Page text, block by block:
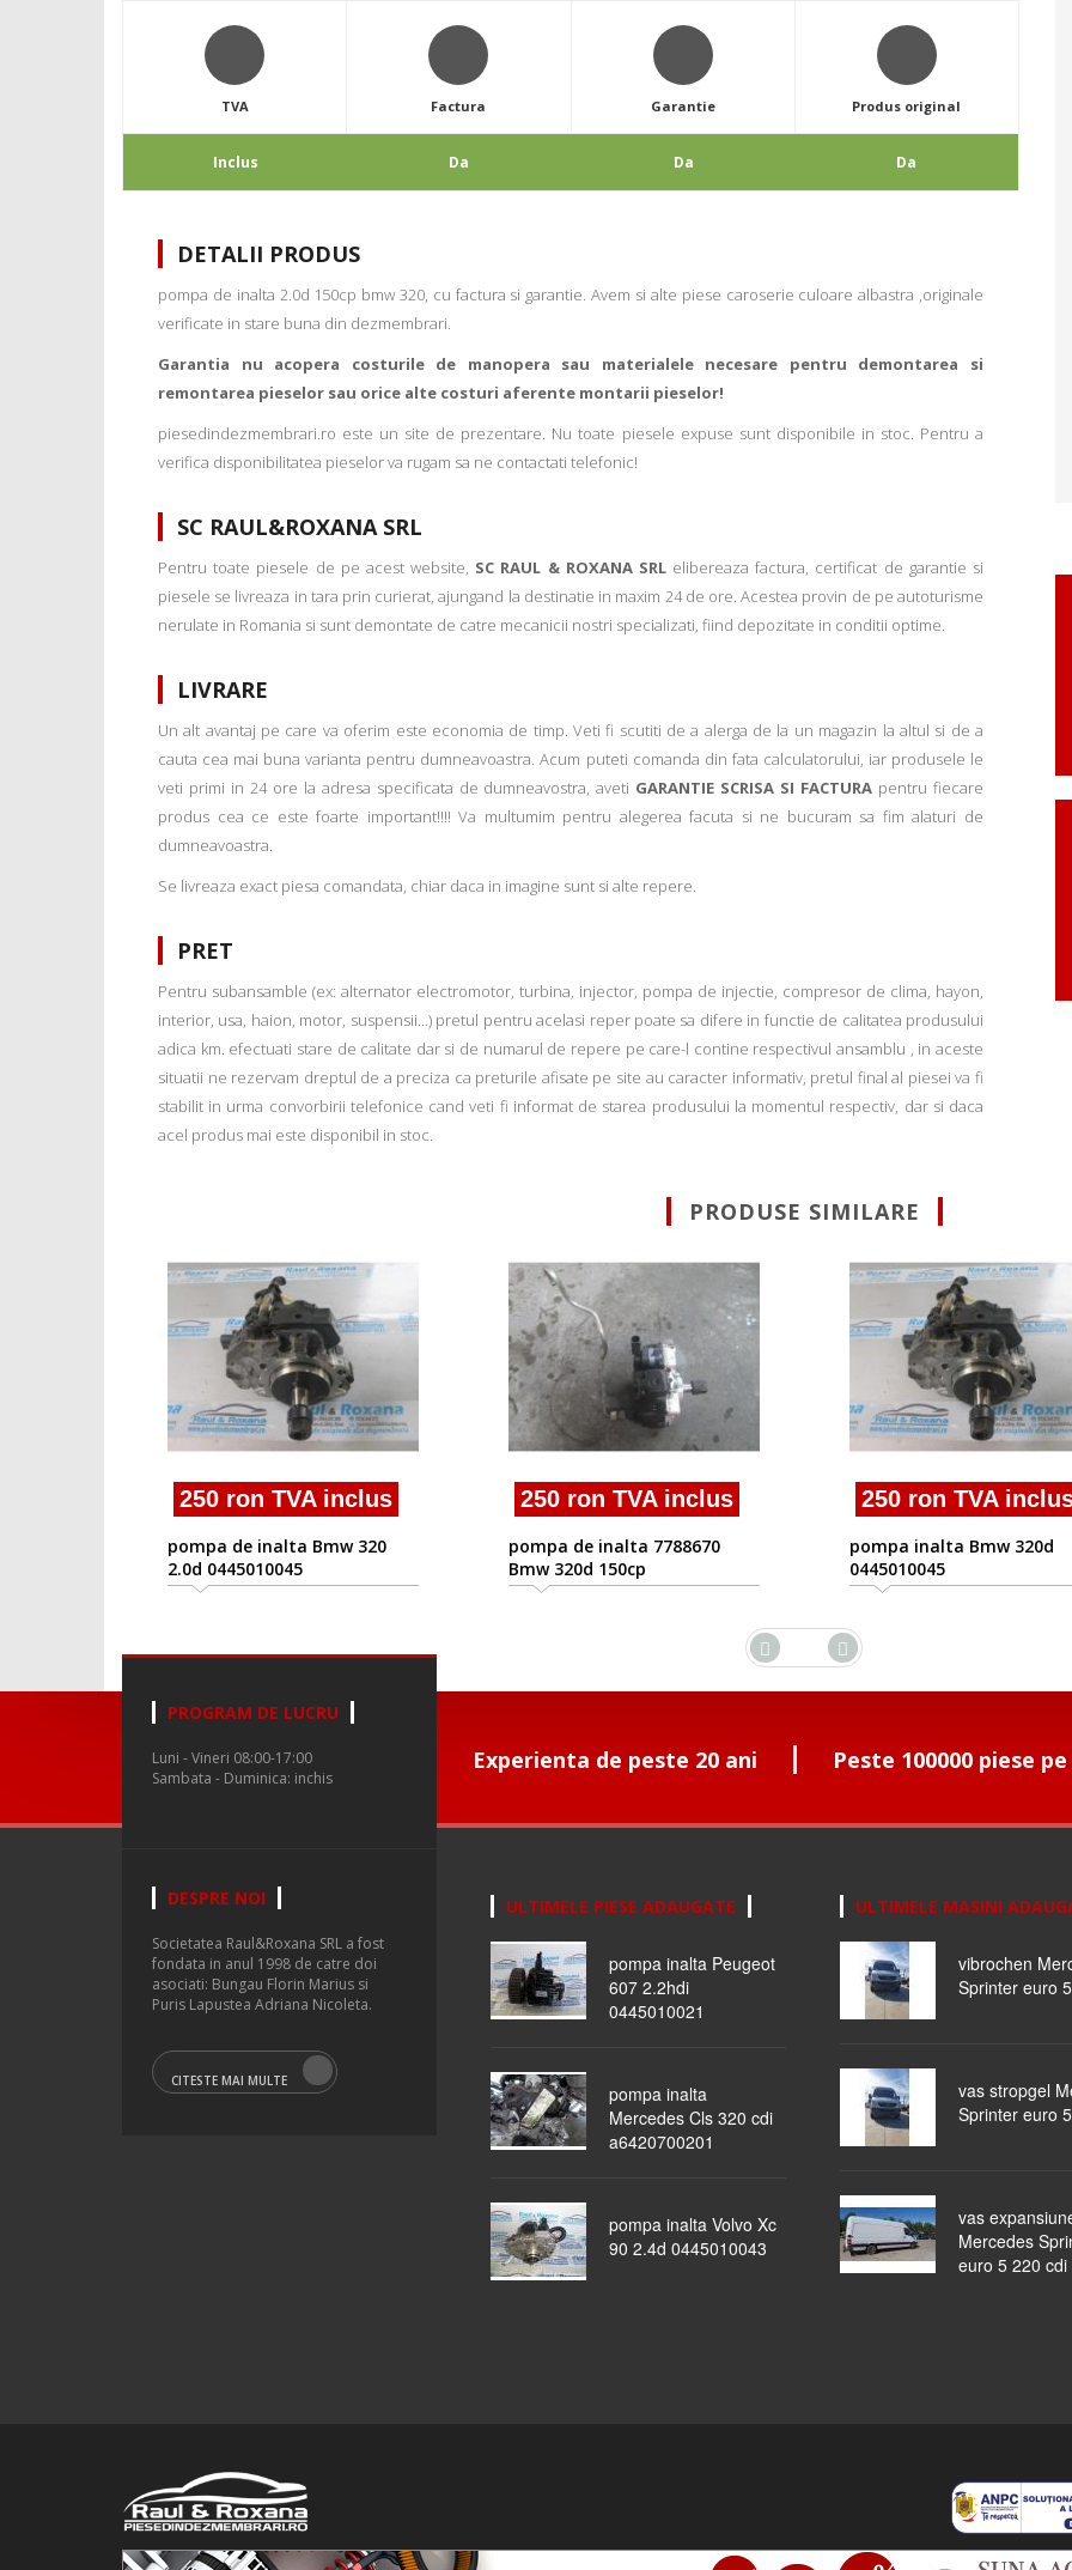
TVA
Inclus
Factura
Da
Garantie
Da
Produs original
Da
DETALII PRODUS
pompa de inalta 2.0d 150cp bmw 320, cu factura si garantie. Avem si alte piese caroserie culoare albastra ,originale
verificate in stare buna din dezmembrari.
Garantia nu acopera costurile de manopera sau materialele necesare pentru demontarea si
remontarea pieselor sau orice alte costuri aferente montarii pieselor!
piesedindezmembrari.ro este un site de prezentare. Nu toate piesele expuse sunt disponibile in stoc. Pentru a
verifica disponibilitatea pieselor va rugam sa ne contactati telefonic!
SC RAUL&ROXANA SRL
Pentru toate piesele de pe acest website, SC RAUL & ROXANA SRLelibereaza factura, certificat de garantie si
piesele se livreaza in tara prin curierat, ajungand la destinatie in maxim 24 de ore. Acestea provin de pe autoturisme
nerulate in Romania si sunt demontate de catre mecanicii nostri specializati, fiind depozitate in conditii optime.
LIVRARE
Un alt avantaj pe care va oferim este economia de timp. Veti fi scutiti de a alerga de la un magazin la altul si de a
cauta cea mai buna varianta pentru dumneavoastra. Acum puteti comanda din fata calculatorului, iar produsele le
veti primi in 24 ore la adresa specificata de dumneavostra, aveti GARANTIE SCRISA SI FACTURA pentru fiecare
produs cea ce este foarte important!!!! Va multumim pentru alegerea facuta si ne bucuram sa fim alaturi de
dumneavoastra.
Se livreaza exact piesa comandata, chiar daca in imagine sunt si alte repere.
PRET
Pentru subansamble (ex: alternator electromotor, turbina, injector, pompa de injectie, compresor de clima, hayon,
interior, usa, haion, motor, suspensii...) pretul pentru acelasi reper poate sa difere in functie de calitatea produsului
adica km. efectuati stare de calitate dar si de numarul de repere pe care-l contine respectivul ansamblu , in aceste
situatii ne rezervam dreptul de a preciza ca preturile afisate pe site au caracter informativ, pretul final al piesei va fi
stabilit in urma convorbirii telefonice cand veti fi informat de starea produsului la momentul respectiv, dar si daca
acel produs mai este disponibil in stoc.
PRODUSE SIMILARE
250 ron TVA inclus
pompa de inalta Bmw 320
2.0d 0445010045
250 ron TVA inclus
pompa de inalta 7788670
Bmw 320d 150cp
250 ron TVA
pompa inalta Bmw 320d
0445010045
Experienta de peste 20 ani Peste 100000 piese
PROGRAM DE LUCRU
Luni - Vineri 08:00-17:00
Sambata - Duminica: inchis
DESPRE NOI
Societatea Raul&Roxana SRL a fost
fondata in anul 1998 de catre doi
asociati: Bungau Florin Marius si
Puris Lapustea Adriana Nicoleta.
CITESTE MAI MULTE
ULTIMELE PIESE ADAUGATE
pompa inalta Peugeot
607 2.2hdi
0445010021
pompa inalta
Mercedes Cls 320 cdi
a6420700201
pompa inalta Volvo Xc
90 2.4d 0445010043
ULTIMELE MASINI
vibrochen
Sprinter euro
vas stropgel
Sprinter euro
vas
Mercedes
euro 5 220 cdi
© 2016 Raul&Roxana SRL. Toate drepturile rezervate. piese auto masini dezmembrate ocazii lichidari